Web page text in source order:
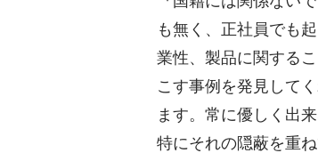
も無く、正社員でも
業性、製品に関する
こす事例を発見して
ます。常に優しく出
特にそれの隠蔽を重